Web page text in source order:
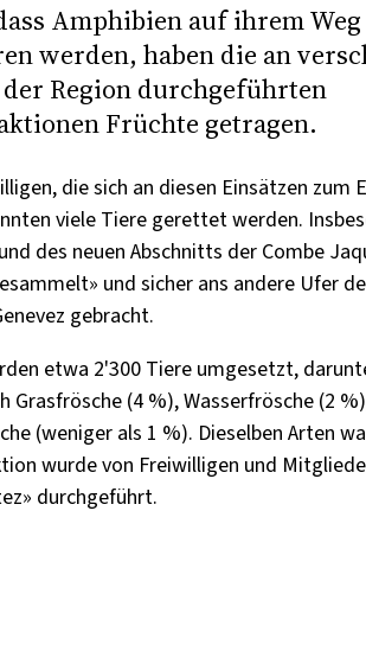
Amphibien auf ihrem Weg
werden, haben die an
Region durchgeführten
Früchte getragen.
die sich an diesen Einsätzen zum
viele Tiere gerettet werden.
des neuen Abschnitts der Combe
und sicher ans andere Ufer
gebracht.
etwa 2'300 Tiere umgesetzt,
Grasfrösche (4 %), Wasserfrösche (2
(weniger als 1 %). Dieselben Arten
wurde von Freiwilligen und
durchgeführt.